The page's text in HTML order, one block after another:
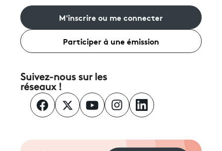
M'inscrire ou me connecter
Participer à une émission
Suivez-nous sur les
réseaux !